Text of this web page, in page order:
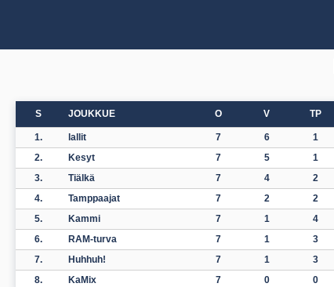
S JOUKKUE O V TP
1. lallit 7 6 1
2.
Kesyt 7 5 1
3.
Tiälkä 7 4 2
4.
Tamppaajat 7 2 2
5.
Kammi 7 1 4
6.
RAM-turva 7 1 3
7.
Huhhuh! 7 1 3
8.
KaMix 7 0 0